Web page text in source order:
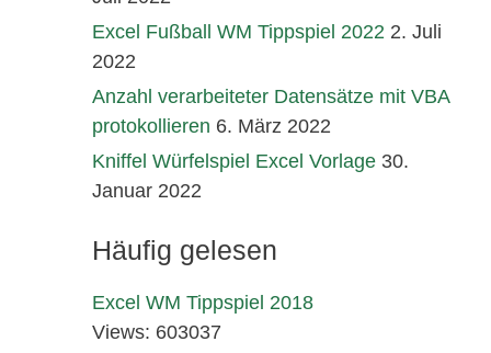
Excel Fußball WM Tippspiel 2022 2. Juli
2022
Anzahl verarbeiteter Datensätze mit VBA
protokollieren 6. März 2022
Kniffel Würfelspiel Excel Vorlage 30.
Januar 2022
Häufig gelesen
Excel WM Tippspiel 2018
Views: 603037